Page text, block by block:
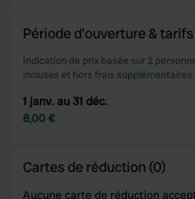
Période d'ouverture & tarifs
Indication de prix basée sur 2
incluses et hors frais supplémentaires
1 janv. au 31 déc.
8,00 €
Cartes de réduction (0)
Aucune carte de réduction